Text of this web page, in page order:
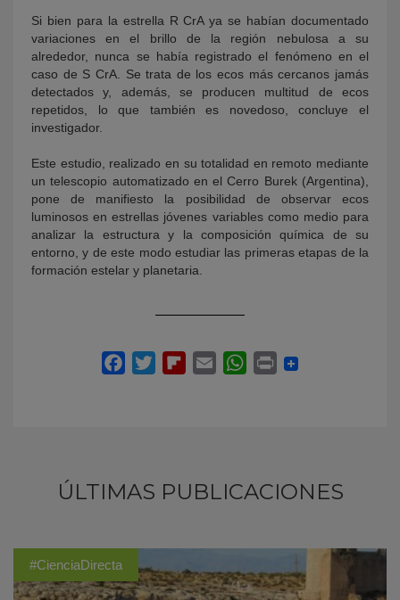
Si bien para la estrella R CrA ya se habían documentado
variaciones en el brillo de la región nebulosa a su
alrededor, nunca se había registrado el fenómeno en el
caso de S CrA. Se trata de los ecos más cercanos jamás
detectados y, además, se producen multitud de ecos
repetidos, lo que también es novedoso, concluye el
investigador.
Este estudio, realizado en su totalidad en remoto mediante
un telescopio automatizado en el Cerro Burek (Argentina),
pone de manifiesto la posibilidad de observar ecos
luminosos en estrellas jóvenes variables como medio para
analizar la estructura y la composición química de su
entorno, y de este modo estudiar las primeras etapas de la
formación estelar y planetaria.
ÚLTIMAS PUBLICACIONES
#CienciaDirecta